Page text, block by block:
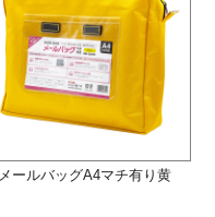
メールバッグA4マチ有り黄